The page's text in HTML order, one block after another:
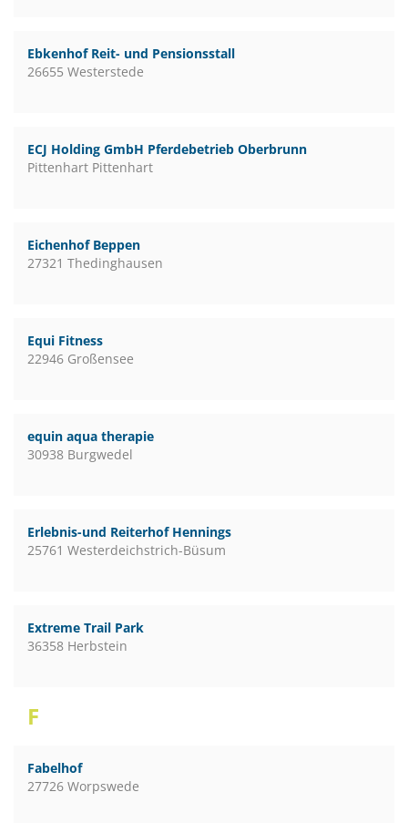
Ebkenhof Reit- und Pensionsstall
26655 Westerstede
ECJ Holding GmbH Pferdebetrieb Oberbrunn
Pittenhart Pittenhart
Eichenhof Beppen
27321 Thedinghausen
Equi Fitness
22946 Großensee
equin aqua therapie
30938 Burgwedel
Erlebnis-und Reiterhof Hennings
25761 Westerdeichstrich-Büsum
Extreme Trail Park
36358 Herbstein
F
Fabelhof
27726 Worpswede